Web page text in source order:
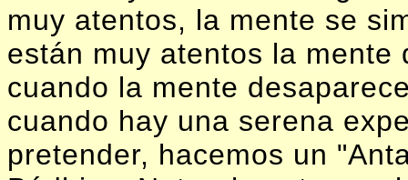
muy atentos, la mente se
están muy atentos la mente
cuando la mente
cuando hay una serena
pretender, hacemos un